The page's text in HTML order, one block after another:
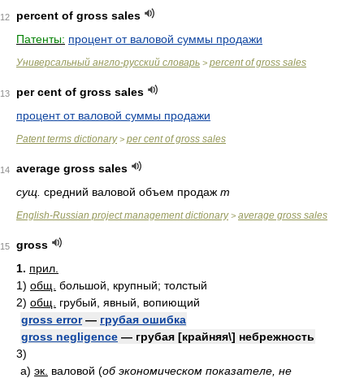
12
percent of gross sales
Патенты: процент от валовой суммы продажи
Универсальный англо-русский словарь > percent of gross sales
13
per cent of gross sales
процент от валовой суммы продажи
Patent terms dictionary> per cent of gross sales
14
average gross sales
сущ. средний валовой объем продаж m
English-Russian project management dictionary> average gross sales
15
gross
1. прил.
1) общ. большой, крупный; толстый
2) общ.
грубый, явный, вопиющий
gross error— грубая ошибка
gross negligence — грубая [крайняя\] небрежность
3)
а) эк. валовой (об экономическом показателе, не